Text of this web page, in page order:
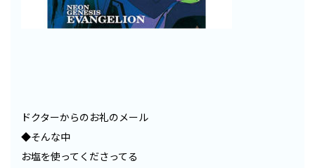
ドクターからのお礼のメール
◆そんな中
お塩を使ってくださってる